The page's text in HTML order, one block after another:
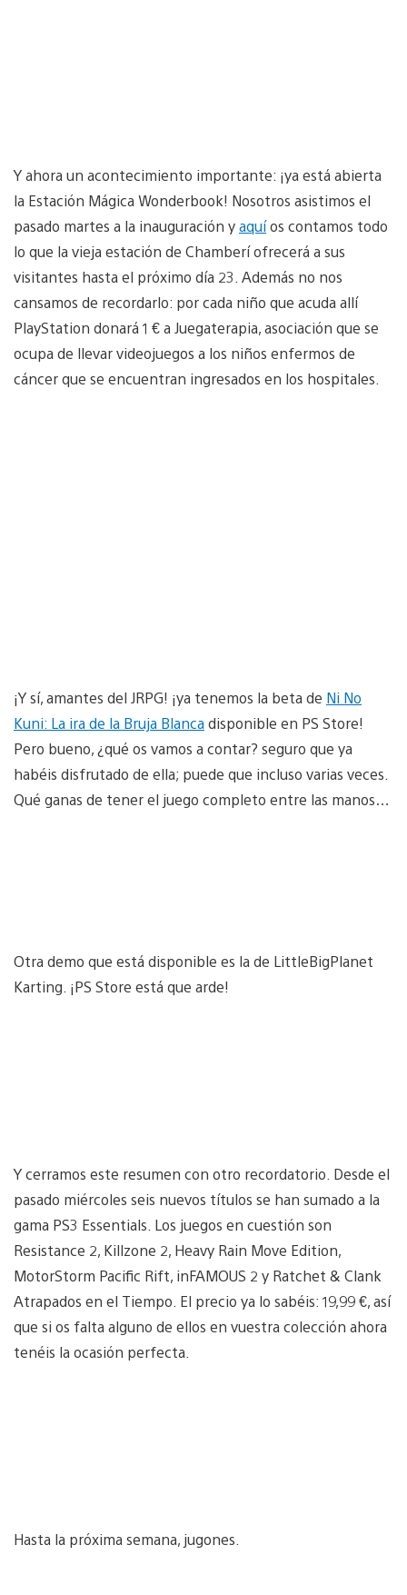
Y ahora un acontecimiento importante: ¡ya está abierta
la Estación Mágica Wonderbook! Nosotros asistimos el
pasado martes a la inauguración yaquíos contamos todo
lo que la vieja estación de Chamberí ofrecerá a sus
visitantes hasta el próximo día 23. Además no nos
cansamos de recordarlo: por cada niño que acuda allí
PlayStation donará 1 € a Juegaterapia, asociación que se
ocupa de llevar videojuegos a los niños enfermos de
cáncer que se encuentran ingresados en los hospitales.
¡Y sí, amantes del JRPG! ¡ya tenemos la beta de Ni No
Kuni: La ira de la Bruja Blancadisponible en PS Store!
Pero bueno, ¿qué os vamos a contar? seguro que ya
habéis disfrutado de ella; puede que incluso varias veces.
Qué ganas de tener el juego completo entre las manos…
Otra demo que está disponible es la de LittleBigPlanet
Karting. ¡PS Store está que arde!
Y cerramos este resumen con otro recordatorio. Desde el
pasado miércoles seis nuevos títulos se han sumado a la
gama PS3 Essentials. Los juegos en cuestión son
Resistance 2, Killzone 2, Heavy Rain Move Edition,
MotorStorm Pacific Rift, inFAMOUS 2 y Ratchet & Clank
Atrapados en el Tiempo. El precio ya lo sabéis: 19,99 €, así
que si os falta alguno de ellos en vuestra colección ahora
tenéis la ocasión perfecta.
Hasta la próxima semana, jugones.